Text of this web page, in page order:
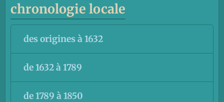
chronologie locale
des origines à 1632
de 1632 à 1789
de 1789 à 1850